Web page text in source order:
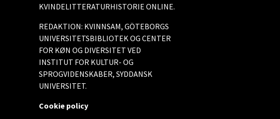
KVINDELITTERATURHISTORIE ONLINE.
REDAKTION: KVINNSAM, GÖTEBORGS
UNIVERSITETSBIBLIOTEK OG CENTER
FOR KØN OG DIVERSITET VED
INSTITUT FOR KULTUR- OG
SPROGVIDENSKABER, SYDDANSK
UNIVERSITET.
Cookie policy